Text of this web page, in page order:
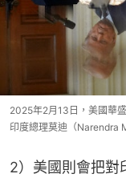
2025年2月13日，美國華
印度總理莫迪（Narendra
2）美國則會把對